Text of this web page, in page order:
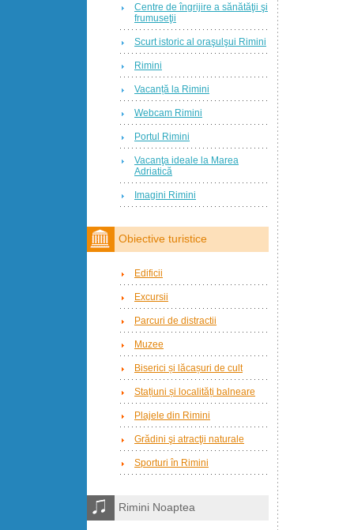
Centre de îngrijire a sănătăţii şi
frumuseţii
Scurt istoric al oraşulşui Rimini
Rimini
Vacanță la Rimini
Webcam Rimini
Portul Rimini
Vacanţa ideale la Marea
Adriatică
Imagini Rimini
Obiective turistice
Edificii
Excursii
Parcuri de distractii
Muzee
Biserici și lăcașuri de cult
Stațiuni și localități balneare
Plajele din Rimini
Grădini şi atracţii naturale
Sporturi în Rimini
Rimini Noaptea